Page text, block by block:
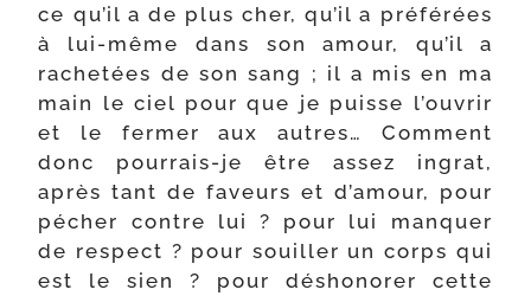
ce qu’il a de plus cher, qu’il a pré­fé­rées
à lui-​même dans son amour, qu’il a
rache­tées de son sang ; il a mis en ma
main le ciel pour que je puisse l’ouvrir
et le fer­mer aux autres… Comment
donc pourrais-​je être assez ingrat,
après tant de faveurs et d’amour, pour
pécher contre lui ? pour lui man­quer
de res­pect ? pour souiller un corps qui
est le sien ? pour désho­no­rer cette